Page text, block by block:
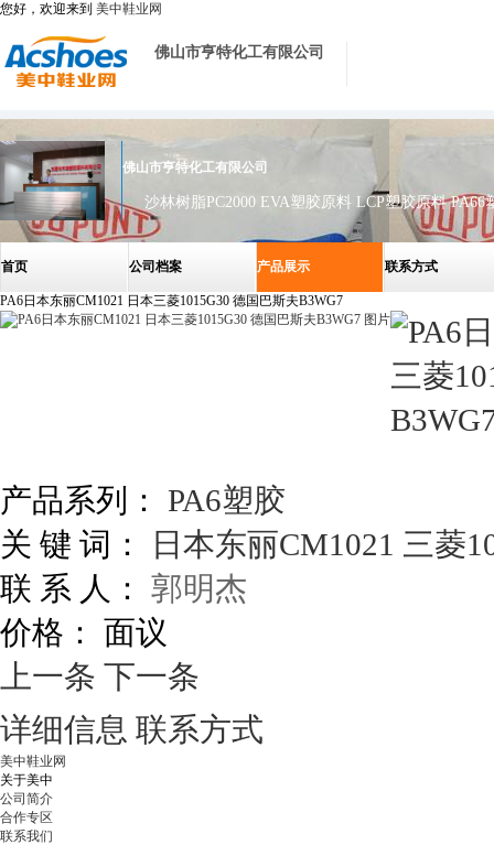
您好，欢迎来到 美中鞋业网
佛山市亨特化工有限公司
佛山市亨特化工有限公司
首页 公司档案 产品展示 联系方式
PA6日本东丽CM1021 日本三菱1015G30 德国巴斯夫B3WG7
产品系列： PA6塑胶
关 键 词：
日本东丽CM1021 三菱
联 系 人： 郭明杰
价格： 面议
上一条 下一条
详细信息 联系方式
美中鞋业网
关于美中
公司简介
合作专区
联系我们